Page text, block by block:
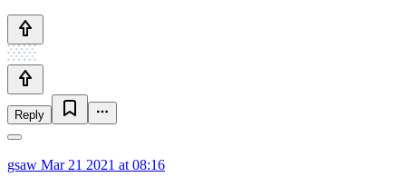
Reply
gsaw Mar 21 2021 at 08:16